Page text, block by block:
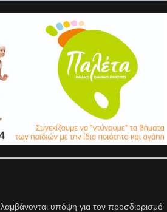
υπόψη για τον προσδιορισμό